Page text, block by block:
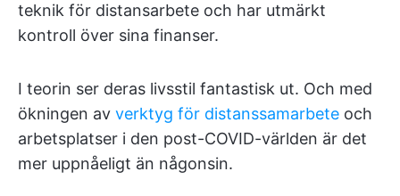
teknik för distansarbete och har utmärkt
kontroll över sina finanser.
I teorin ser deras livsstil fantastisk ut. Och med
ökningen av verktyg för distanssamarbete och
arbetsplatser i den post-COVID-världen är det
mer uppnåeligt än någonsin.